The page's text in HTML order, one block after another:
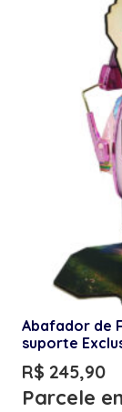
Abafador de
suporte
R$ 245,90
Parcele